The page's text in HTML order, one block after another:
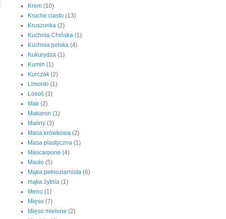
Krem (10)
Kruche ciasto (13)
Kruszonka (2)
Kuchnia Chińska (1)
Kuchnia polska (4)
Kukurydza (1)
Kumin (1)
Kurczak (2)
Limonki (1)
Łosoś (3)
Mak (2)
Makaron (1)
Maliny (3)
Masa krówkowa (2)
Masa plastyczna (1)
Mascarpone (4)
Masło (5)
Mąka pełnoziarnista (6)
mąka żytnia (1)
Menu (1)
Mięso (7)
Mięso mielone (2)